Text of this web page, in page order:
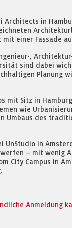
in
einer Fassade
,
sind dabei
mit Sitz in
wie
des
UnStudio in
– mit wenig
City Campus in
Anmeldung